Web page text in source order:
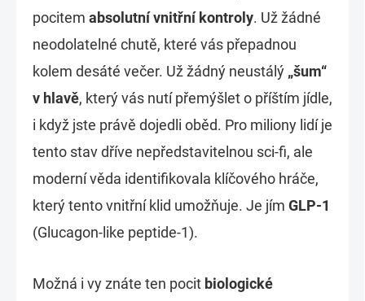
pocitem absolutní vnitřní kontroly. Už žádné
neodolatelné chutě, které vás přepadnou
kolem desáté večer. Už žádný neustálý „šum“
v hlavě, který vás nutí přemýšlet o příštím jídle,
i když jste právě dojedli oběd. Pro miliony lidí je
tento stav dříve nepředstavitelnou sci-fi, ale
moderní věda identifikovala klíčového hráče,
který tento vnitřní klid umožňuje. Je jím GLP-1
(Glucagon-like peptide-1).
Možná i vy znáte ten pocit biologické